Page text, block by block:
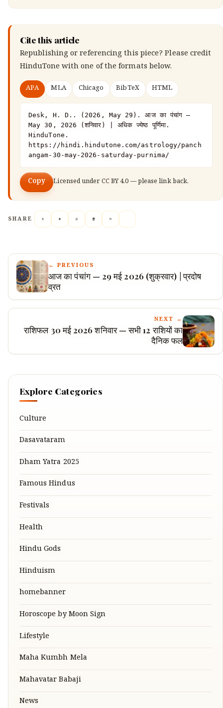
Cite this article
Republishing or referencing this piece? Please credit
HinduTone with one of the formats below.
APA MLA Chicago BibTeX HTML
Desk, H. D.. (2026, May 29). आज का पंचांग —
May 30, 2026 (शनिवार) | अधिक ज्येष्ठ पूर्णिमा.
HinduTone.
https://hindi.hindutone.com/astrology/panch
angam-30-may-2026-saturday-purnima/
Copy Licensed under CC BY 4.0 — please link back.
SHARE
← PREVIOUS
आज का पंचांग — 29 मई 2026 (शुक्रवार) | प्रदोष
व्रत
NEXT →
राशिफल 30 मई 2026 शनिवार — सभी 12 राशियों का
दैनिक फल
Explore Categories
Culture
Dasavataram
Dham Yatra 2025
Famous Hindus
Festivals
Health
Hindu Gods
Hinduism
homebanner
Horoscope by Moon Sign
Lifestyle
Maha Kumbh Mela
Mahavatar Babaji
News